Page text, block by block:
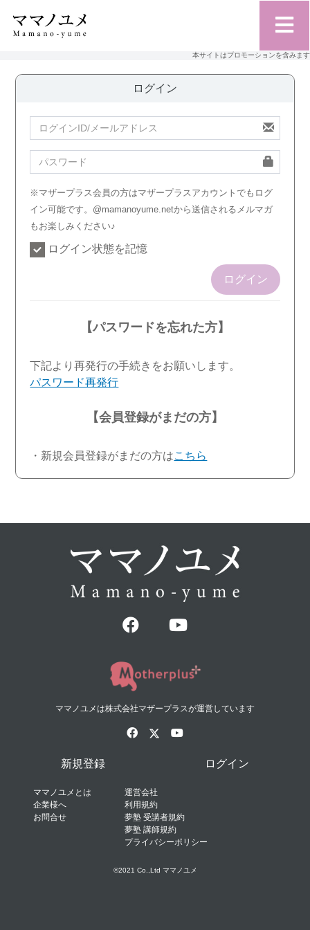
本サイトはプロモーションを含みます
ログイン
※マザープラス会員の方はマザープラスアカウントでもログ
イン可能です。@mamanoyume.netから送信されるメルマガ
もお楽しみください♪
ログイン状態を記憶
ログイン
【パスワードを忘れた方】
下記より再発行の手続きをお願いします。
パスワード再発行
【会員登録がまだの方】
・新規会員登録がまだの方はこちら
ママノユメは株式会社マザープラスが運営しています
新規登録 ログイン
ママノユメとは
企業様へ
お問合せ
運営会社
利用規約
夢塾 受講者規約
夢塾 講師規約
プライバシーポリシー
©2021 Co.,Ltd ママノユメ